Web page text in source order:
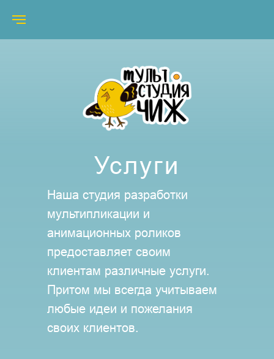
Наша студия разработки
мультипликации и
анимационных роликов
предоставляет своим
клиентам различные услуги.
Притом мы всегда учитываем
любые идеи и пожелания
своих клиентов.
Услуги